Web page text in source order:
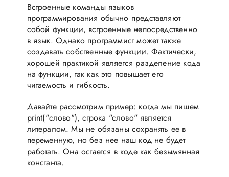
Встроенные команды языков
программирования обычно представляют
собой функции, встроенные непосредственно
в язык. Однако программист может также
создавать собственные функции. Фактически,
хорошей практикой является разделение кода
на функции, так как это повышает его
читаемость и гибкость.
Давайте рассмотрим пример: когда мы пишем
print("слово"), строка "слово" является
литералом. Мы не обязаны сохранять ее в
переменную, но без нее наш код не будет
работать. Она остается в коде как безымянная
константа.